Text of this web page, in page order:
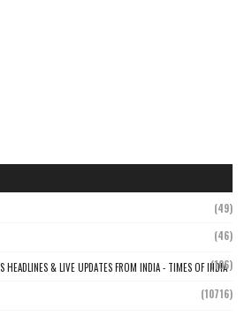
(49)
(46)
HEADLINES & LIVE UPDATES FROM INDIA - TIMES OF INDIA
(106)
(10716)